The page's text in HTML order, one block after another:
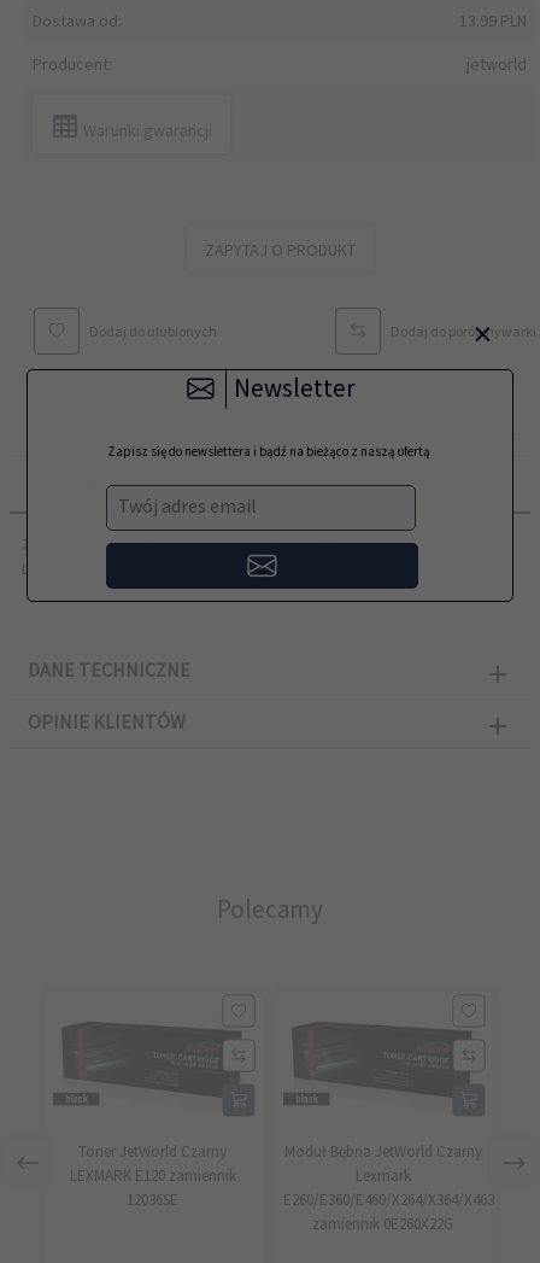
Dostawa od:
13.99 PLN
Producent:
jetworld
Warunki gwarancji
ZAPYTAJ O PRODUKT
Dodaj do ulubionych Dodaj do porównywarki
OPIS PRODUKTU
Zamiennik Lexmark przeznaczony do modeli:
Lexmark M1140, M1140+, XM1140
DANE TECHNICZNE
OPINIE KLIENTÓW
Polecamy
Toner JetWorld Czarny
LEXMARK E120 zamiennik
12036SE
Moduł Bębna JetWorld Czarny
Lexmark
E260/E360/E460/X264/X364/X463
zamiennik 0E260X22G
×
Newsletter
Zapisz się do newslettera i bądź na bieżąco z naszą ofertą
Twój adres email